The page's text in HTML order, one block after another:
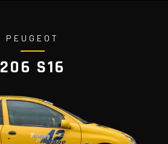
PEUGEOT
206 S16